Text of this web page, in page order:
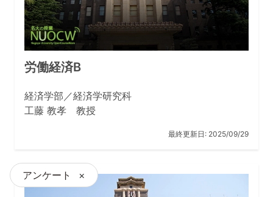
労働経済B
経済学部／経済学研究科
工藤 教孝 教授
最終更新日: 2025/09/29
アンケート ×